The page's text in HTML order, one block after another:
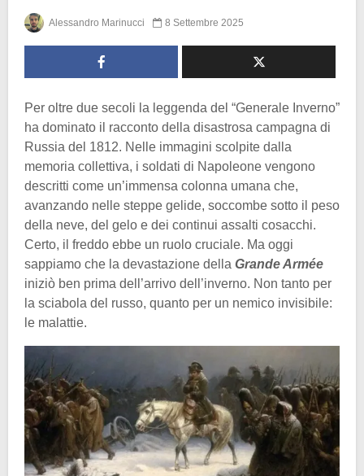
Alessandro Marinucci 8 Settembre 2025
Per oltre due secoli la leggenda del “Generale Inverno”
ha dominato il racconto della disastrosa campagna di
Russia del 1812. Nelle immagini scolpite dalla
memoria collettiva, i soldati di Napoleone vengono
descritti come un’immensa colonna umana che,
avanzando nelle steppe gelide, soccombe sotto il peso
della neve, del gelo e dei continui assalti cosacchi.
Certo, il freddo ebbe un ruolo cruciale. Ma oggi
sappiamo che la devastazione della Grande Armée
iniziò ben prima dell’arrivo dell’inverno. Non tanto per
la sciabola del russo, quanto per un nemico invisibile:
le malattie.